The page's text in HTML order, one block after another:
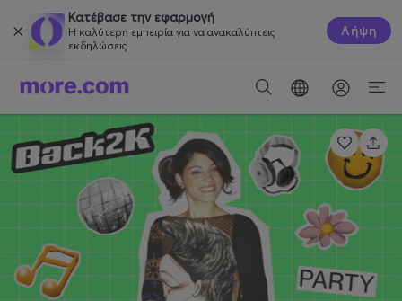
Κατέβασε την εφαρμογή
Η καλύτερη εμπειρία για να ανακαλύπτεις
εκδηλώσεις.
Λήψη